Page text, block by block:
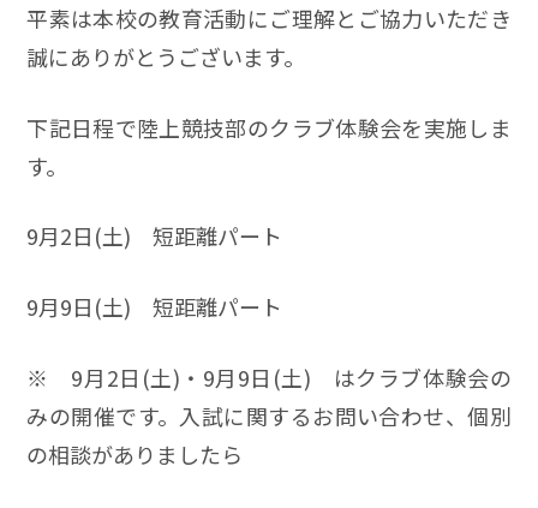
平素は本校の教育活動にご理解とご協力いただき
誠にありがとうございます。
下記日程で陸上競技部のクラブ体験会を実施しま
す。
9月2日(土) 短距離パート
9月9日(土) 短距離パート
※ 9月2日(土)・9月9日(土) はクラブ体験会の
みの開催です。入試に関するお問い合わせ、個別
の相談がありましたら